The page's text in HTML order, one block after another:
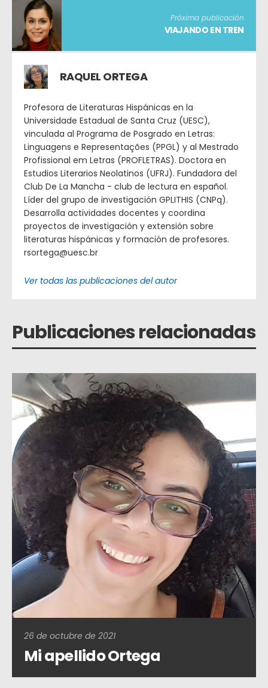
Próxima publicación
VIAJANDO EN TREN
RAQUEL ORTEGA
Profesora de Literaturas Hispánicas en la
Universidade Estadual de Santa Cruz (UESC),
vinculada al Programa de Posgrado en Letras:
Linguagens e Representações (PPGL) y al Mestrado
Profissional em Letras (PROFLETRAS). Doctora en
Estudios Literarios Neolatinos (UFRJ). Fundadora del
Club De La Mancha - club de lectura en español.
Líder del grupo de investigación GPLITHIS (CNPq).
Desarrolla actividades docentes y coordina
proyectos de investigación y extensión sobre
literaturas hispánicas y formación de profesores.
rsortega@uesc.br
Ver todas las publicaciones del autor
Publicaciones relacionadas
26 de octubre de 2021
Mi apellido Ortega